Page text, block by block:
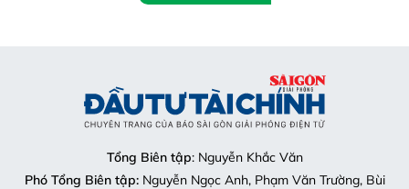
Tổng Biên tập: Nguyễn Khắc Văn
Phó Tổng Biên tập:Nguyễn Ngọc Anh, Phạm Văn Trường, Bùi